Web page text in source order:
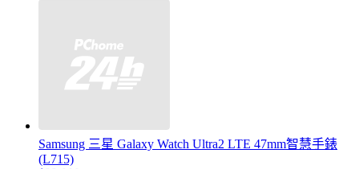
Samsung 三星 Galaxy Watch Ultra2 LTE 47mm智慧手錶
(L715)